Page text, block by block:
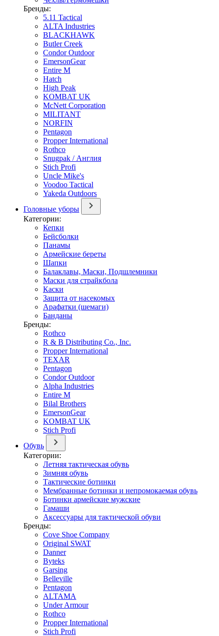
Бренды:
5.11 Tactical
ALTA Industries
BLACKHAWK
Butler Creek
Condor Outdoor
EmersonGear
Entire M
Hatch
High Peak
KOMBAT UK
McNett Corporation
MILITANT
NORFIN
Pentagon
Propper International
Rothco
Snugpak / Англия
Stich Profi
Uncle Mike's
Voodoo Tactical
Yakeda Outdoors
Головные уборы
Категории:
Кепки
Бейсболки
Панамы
Армейские береты
Шапки
Балаклавы, Маски, Подшлемники
Маски для страйкбола
Каски
Защита от насекомых
Арафатки (шемаги)
Банданы
Бренды:
Rothco
R & B Distributing Co., Inc.
Propper International
TEXAR
Pentagon
Condor Outdoor
Alpha Industries
Entire M
Bilal Brothers
EmersonGear
KOMBAT UK
Stich Profi
Обувь
Категории:
Летняя тактическая обувь
Зимняя обувь
Тактические ботинки
Мембранные ботинки и непромокаемая обувь
Ботинки армейские мужские
Гамаши
Аксессуары для тактической обуви
Бренды:
Cove Shoe Company
Original SWAT
Danner
Byteks
Garsing
Belleville
Pentagon
ALTAMA
Under Armour
Rothco
Propper International
Stich Profi